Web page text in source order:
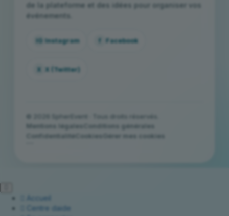
de la plateforme et des idées pour organiser vos
événements.
IG Instagram f Facebook
X X (Twitter)
© 2026 SpherEvent · Tous droits réservés.
Mentions légales
Conditions générales
Confidentialité Cookies Gérer mes cookies
Accueil
Centre daide